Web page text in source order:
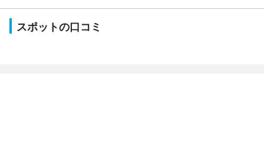
スポットの口コミ